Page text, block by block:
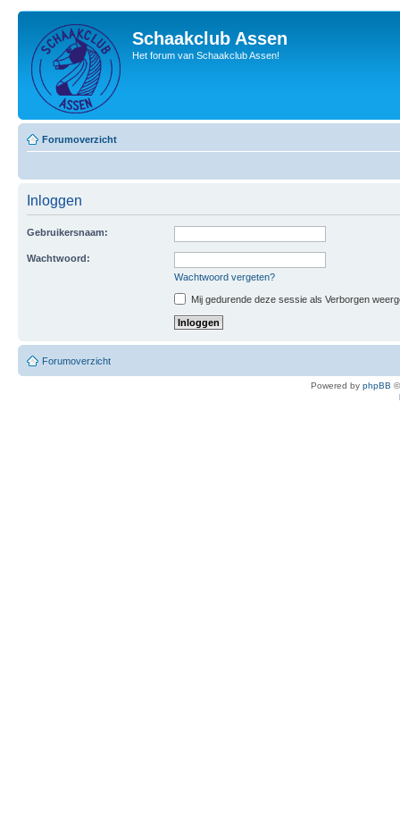
Schaakclub Assen
Het forum van Schaakclub Assen!
Forumoverzicht
Inloggen
Gebruikersnaam:
Wachtwoord:
Wachtwoord vergeten?
Mij gedurende deze sessie als Verborgen
Forumoverzicht
Powered by phpBB